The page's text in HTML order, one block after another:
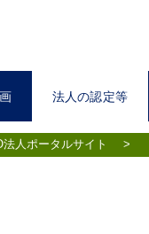
法人の認定等
法人ポータルサイト >